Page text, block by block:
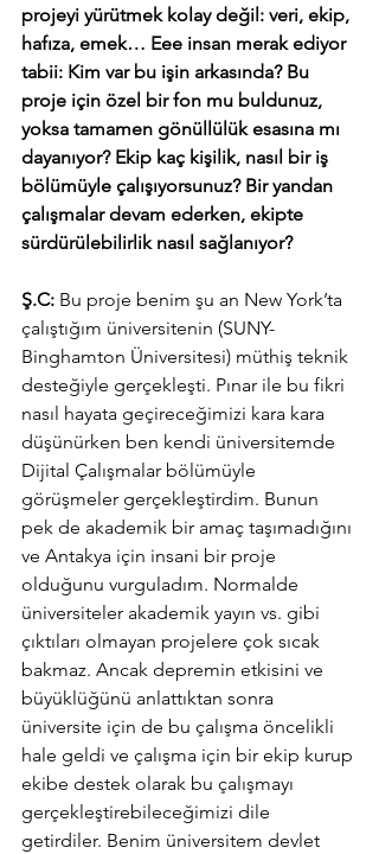
projeyi yürütmek kolay değil: veri, ekip,
hafıza, emek… Eee insan merak ediyor
tabii: Kim var bu işin arkasında? Bu
proje için özel bir fon mu buldunuz,
yoksa tamamen gönüllülük esasına mı
dayanıyor? Ekip kaç kişilik, nasıl bir iş
bölümüyle çalışıyorsunuz? Bir yandan
çalışmalar devam ederken, ekipte
sürdürülebilirlik nasıl sağlanıyor?
Ş.C: Bu proje benim şu an New York’ta
çalıştığım üniversitenin (SUNY-
Binghamton Üniversitesi) müthiş teknik
desteğiyle gerçekleşti. Pınar ile bu fikri
nasıl hayata geçireceğimizi kara kara
düşünürken ben kendi üniversitemde
Dijital Çalışmalar bölümüyle
görüşmeler gerçekleştirdim. Bunun
pek de akademik bir amaç taşımadığını
ve Antakya için insani bir proje
olduğunu vurguladım. Normalde
üniversiteler akademik yayın vs. gibi
çıktıları olmayan projelere çok sıcak
bakmaz. Ancak depremin etkisini ve
büyüklüğünü anlattıktan sonra
üniversite için de bu çalışma öncelikli
hale geldi ve çalışma için bir ekip kurup
ekibe destek olarak bu çalışmayı
gerçekleştirebileceğimizi dile
getirdiler. Benim üniversitem devlet